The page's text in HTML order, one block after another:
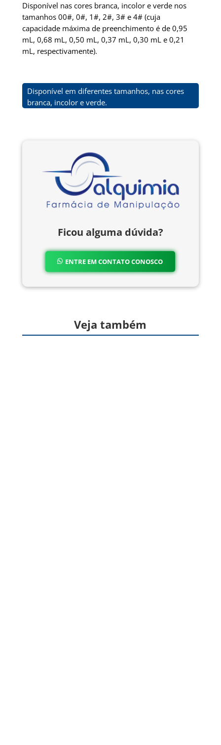
Disponível nas cores branca, incolor e verde nos
tamanhos 00#, 0#, 1#, 2#, 3# e 4# (cuja
capacidade máxima de preenchimento é de 0,95
mL, 0,68 mL, 0,50 mL, 0,37 mL, 0,30 mL e 0,21
mL, respectivamente).
Disponível em diferentes tamanhos, nas cores
branca, incolor e verde.
Ficou alguma dúvida?
ENTRE EM CONTATO CONOSCO
Veja também